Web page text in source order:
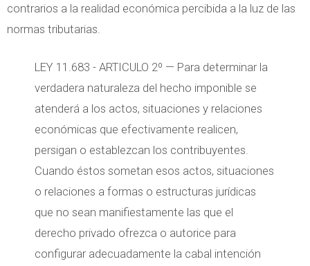
contrarios a la realidad económica percibida a la luz de las
normas tributarias.
LEY 11.683 - ARTICULO 2º — Para determinar la
verdadera naturaleza del hecho imponible se
atenderá a los actos, situaciones y relaciones
económicas que efectivamente realicen,
persigan o establezcan los contribuyentes.
Cuando éstos sometan esos actos, situaciones
o relaciones a formas o estructuras jurídicas
que no sean manifiestamente las que el
derecho privado ofrezca o autorice para
configurar adecuadamente la cabal intención